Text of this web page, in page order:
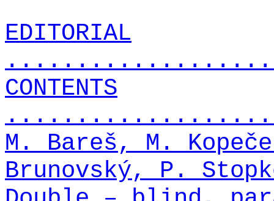
EDITORIAL
CONTENTS
M. Bareš, M.
Brunovský, P.